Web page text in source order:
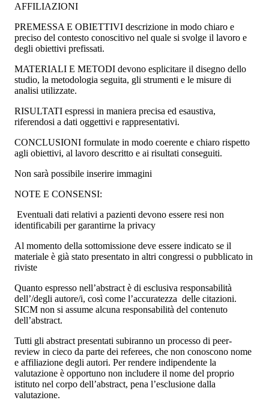
AFFILIAZIONI
PREMESSA E OBIETTIVI descrizione in modo chiaro e
preciso del contesto conoscitivo nel quale si svolge il lavoro e
degli obiettivi prefissati.
MATERIALI E METODI devono esplicitare il disegno dello
studio, la metodologia seguita, gli strumenti e le misure di
analisi utilizzate.
RISULTATI espressi in maniera precisa ed esaustiva,
riferendosi a dati oggettivi e rappresentativi.
CONCLUSIONI formulate in modo coerente e chiaro rispetto
agli obiettivi, al lavoro descritto e ai risultati conseguiti.
Non sarà possibile inserire immagini
NOTE E CONSENSI:
Eventuali dati relativi a pazienti devono essere resi non
identificabili per garantirne la privacy
Al momento della sottomissione deve essere indicato se il
materiale è già stato presentato in altri congressi o pubblicato in
riviste
Quanto espresso nell’abstract è di esclusiva responsabilità
dell’/degli autore/i, così come l’accuratezza delle citazioni.
SICM non si assume alcuna responsabilità del contenuto
dell’abstract.
Tutti gli abstract presentati subiranno un processo di peer-
review in cieco da parte dei referees, che non conoscono nome
e affiliazione degli autori. Per rendere indipendente la
valutazione è opportuno non includere il nome del proprio
istituto nel corpo dell’abstract, pena l’esclusione dalla
valutazione.